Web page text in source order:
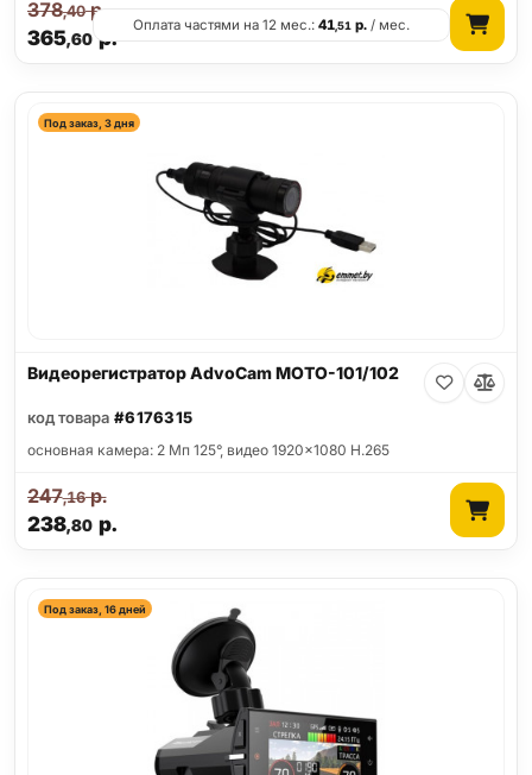
365,60р.
378,40р.
Оплата частями на 12 мес.:41,51 р. / мес.
Под заказ, 3 дня
Видеорегистратор AdvoCam MOTO-101/102
код товара #6176315
основная камера: 2 Мп 125°, видео 1920x1080 H.265
238,80р.
247,16р.
Под заказ, 16 дней